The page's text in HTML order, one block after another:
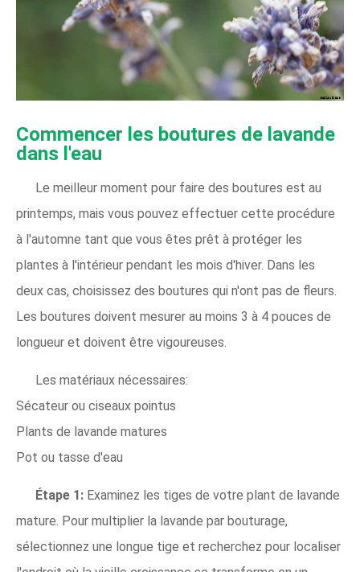
Commencer les boutures de lavande
dans l'eau
Le meilleur moment pour faire des boutures est au
printemps, mais vous pouvez effectuer cette procédure
à l'automne tant que vous êtes prêt à protéger les
plantes à l'intérieur pendant les mois d'hiver. Dans les
deux cas, choisissez des boutures qui n'ont pas de fleurs.
Les boutures doivent mesurer au moins 3 à 4 pouces de
longueur et doivent être vigoureuses.
Les matériaux nécessaires:
Sécateur ou ciseaux pointus
Plants de lavande matures
Pot ou tasse d'eau
Étape 1: Examinez les tiges de votre plant de lavande
mature. Pour multiplier la lavande par bouturage,
sélectionnez une longue tige et recherchez pour localiser